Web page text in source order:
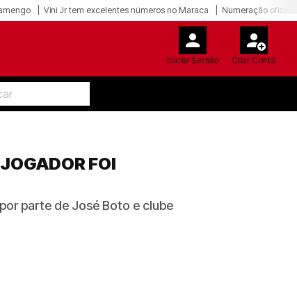
Vini Jr tem excelentes números no Maraca Numeração oficial
Iniciar Sessão Criar Conta
FOI
parte de José Boto e clube